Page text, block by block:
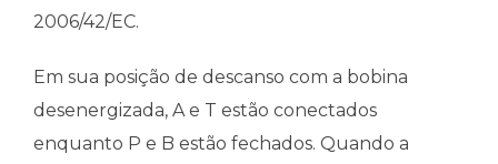
2006/42/EC.
Em sua posição de descanso com a bobina
desenergizada, A e T estão conectados
enquanto P e B estão fechados. Quando a